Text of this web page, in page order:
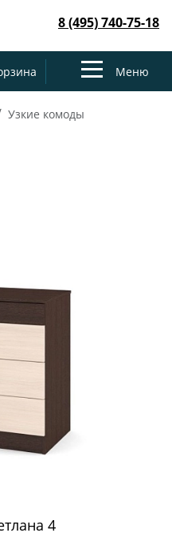
8 (495) 740-75-18
ToggleМеню
Узкие комоды
4